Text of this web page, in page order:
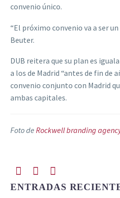
convenio único.
“El próximo convenio va a ser
Beuter.
DUB reitera que su plan es
a los de Madrid “antes de fin de
convenio conjunto con Madrid
ambas capitales.
Foto de Rockwell branding
ENTRADAS